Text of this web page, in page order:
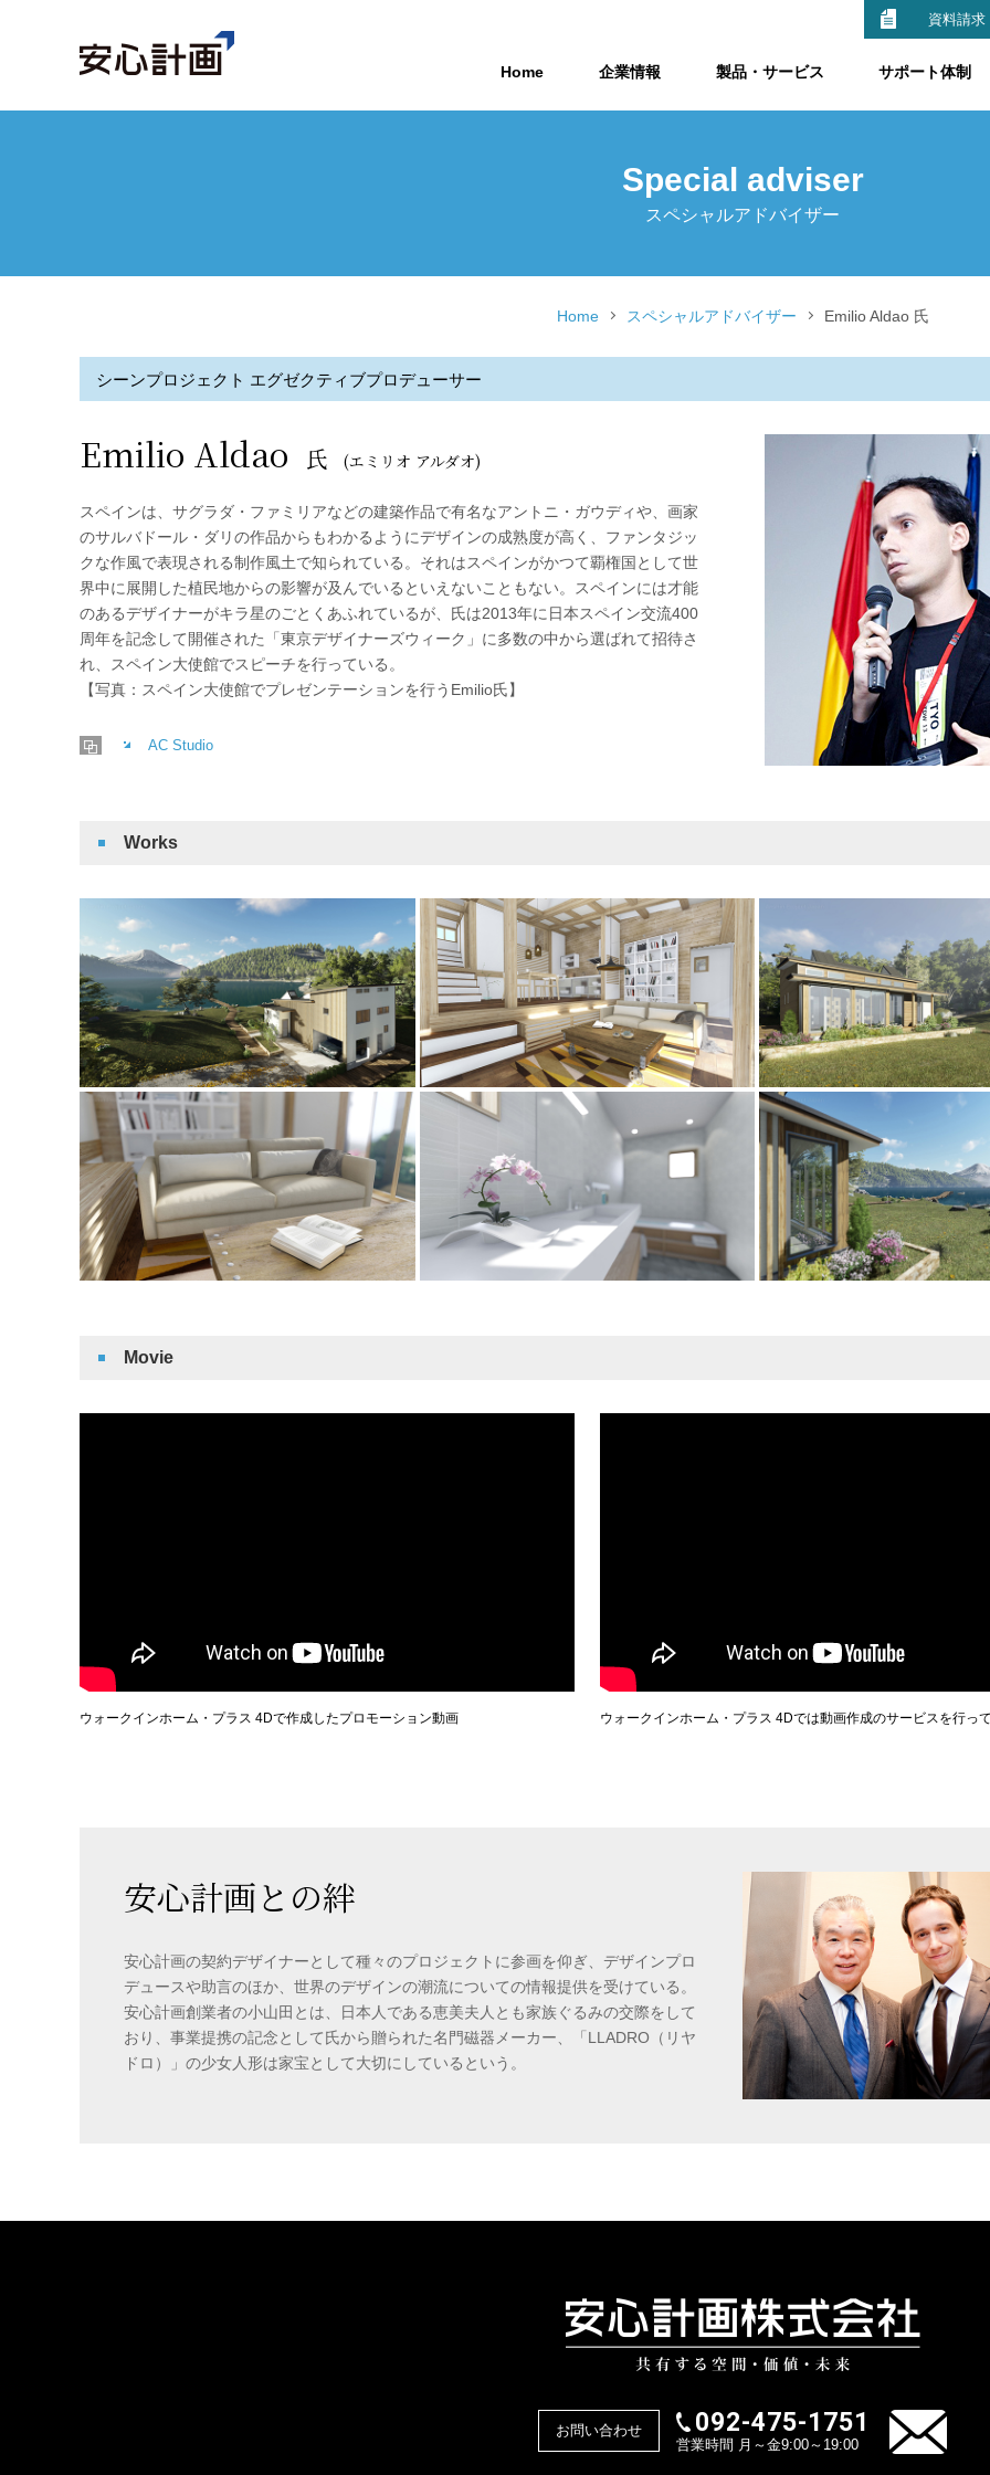
Home 企業情報 製品・サービス サポート体制
資料請求
Special adviser
スペシャルアドバイザー
Home スペシャルアドバイザー Emilio Aldao 氏
シーンプロジェクト エグゼクティブプロデューサー
Emilio Aldao 氏 (エミリオ アルダオ)
スペインは、サグラダ・ファミリアなどの建築作品で有名なアントニ・ガウディや、画家
のサルバドール・ダリの作品からもわかるようにデザインの成熟度が高く、ファンタジッ
クな作風で表現される制作風土で知られている。それはスペインがかつて覇権国として世
界中に展開した植民地からの影響が及んでいるといえないこともない。スペインには才能
のあるデザイナーがキラ星のごとくあふれているが、氏は2013年に日本スペイン交流400
周年を記念して開催された「東京デザイナーズウィーク」に多数の中から選ばれて招待さ
れ、スペイン大使館でスピーチを行っている。
【写真：スペイン大使館でプレゼンテーションを行うEmilio氏】
AC Studio
Works
Movie
ウォークインホーム・プラス 4Dで作成したプロモーション動画 ウォークインホーム・プラス 4Dでは動画作成のサービスを行っ
安心計画との絆
安心計画の契約デザイナーとして種々のプロジェクトに参画を仰ぎ、デザインプロ
デュースや助言のほか、世界のデザインの潮流についての情報提供を受けている。
安心計画創業者の小山田とは、日本人である恵美夫人とも家族ぐるみの交際をして
おり、事業提携の記念として氏から贈られた名門磁器メーカー、「LLADRO（リヤ
ドロ）」の少女人形は家宝として大切にしているという。
お問い合わせ 092-475-1751
営業時間 月～金9:00～19:00